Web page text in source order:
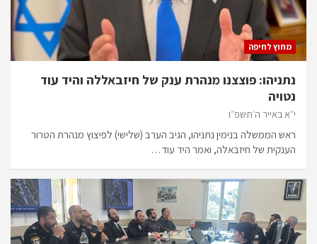
מחוץ לחיפה
נתניהו: פוצצנו מנהרת ענק של חיזבאללה והיד עוד
נטויה
י״א באייר ה׳תשפ״ו
ראש הממשלה בנימין נתניהו, הגיב הערב (שלישי) לפיצוץ מנהרת הטרור
הענקית של חיזבאלה, ואמר היד עוד…